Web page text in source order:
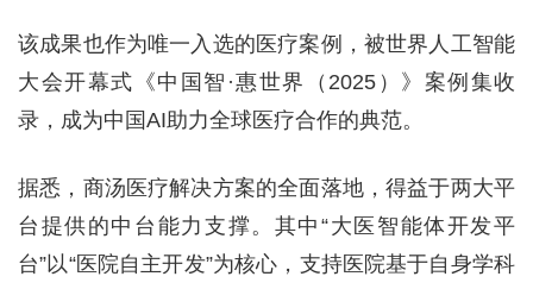
该成果也作为唯一入选的医疗案例，被世界人工智能
大会开幕式《中国智·惠世界（2025）》案例集收
录，成为中国AI助力全球医疗合作的典范。
据悉，商汤医疗解决方案的全面落地，得益于两大平
台提供的中台能力支撑。其中“大医智能体开发平
台”以“医院自主开发”为核心，支持医院基于自身学科